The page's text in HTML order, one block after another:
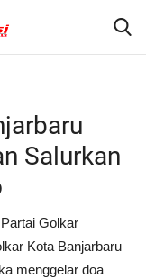
Salurkan
Golkar
Kota Banjarbaru
menggelar doa